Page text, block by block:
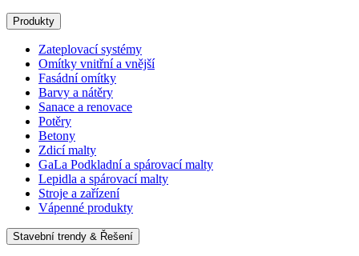
Produkty
Zateplovací systémy
Omítky vnitřní a vnější
Fasádní omítky
Barvy a nátěry
Sanace a renovace
Potěry
Betony
Zdicí malty
GaLa Podkladní a spárovací malty
Lepidla a spárovací malty
Stroje a zařízení
Vápenné produkty
Stavební trendy & Řešení